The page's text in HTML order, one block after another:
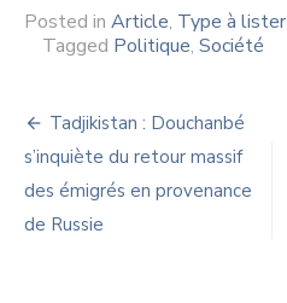
Posted in Article, Type à lister
Tagged Politique, Société
Navigation
de
l’article
Tadjikistan : Douchanbé
s’inquiète du retour massif
des émigrés en provenance
de Russie